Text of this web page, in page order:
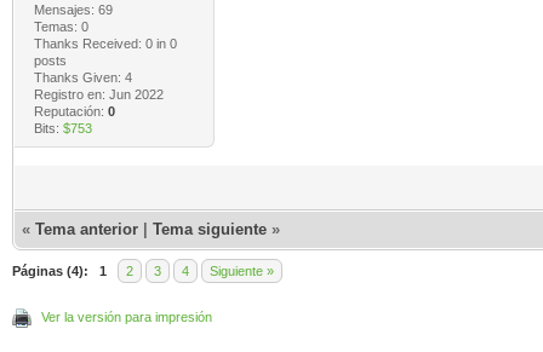
Mensajes: 69
Temas: 0
Thanks Received: 0in 0
posts
Thanks Given: 4
Registro en: Jun 2022
Reputación: 0
Bits: $753
« Tema anterior Tema siguiente »
Páginas (4): 1 2 3 4 Siguiente »
Ver la versión para impresión